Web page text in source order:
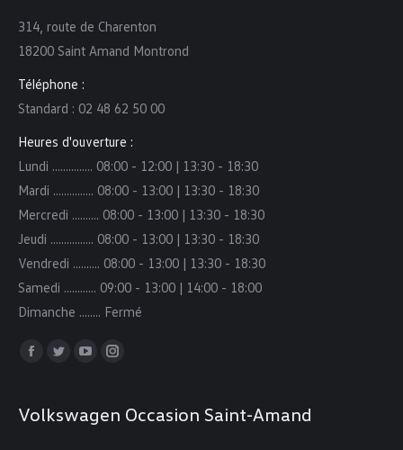
314, route de Charenton
18200 Saint Amand Montrond
Téléphone :
Standard : 02 48 62 50 00
Heures d'ouverture :
Lundi ……...…… 08:00 - 12:00 | 13:30 - 18:30
Mardi …………… 08:00 - 13:00 | 13:30 - 18:30
Mercredi ………. 08:00 - 13:00 | 13:30 - 18:30
Jeudi ………….... 08:00 - 13:00 | 13:30 - 18:30
Vendredi …..….. 08:00 - 13:00 | 13:30 - 18:30
Samedi …..……. 09:00 - 13:00 | 14:00 - 18:00
Dimanche ..…… Fermé
Trouvez nous sur :
Facebook
opens
Twitter
opens
YouTube
opens
Instagram
opens
Volkswagen Occasion Saint-Amand